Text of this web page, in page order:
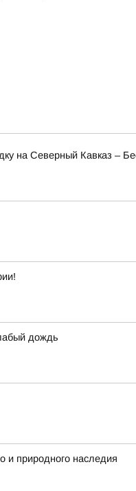
на Северный Кавказ –
дождь
и природного наследия